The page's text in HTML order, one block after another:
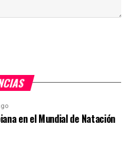
en el Mundial de Natación